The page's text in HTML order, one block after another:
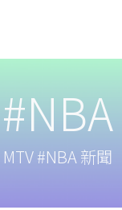
#NBA
MTV #NBA 新聞